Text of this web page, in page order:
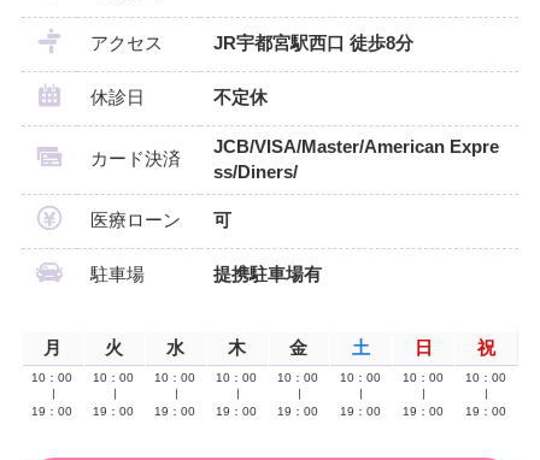
アクセス JR宇都宮駅西口 徒歩8分
休診日 不定休
カード決済
JCB/VISA/Master/American Expre
ss/Diners/
医療ローン 可
駐車場 提携駐車場有
月 火 水 木 金 土 日 祝
10：00
19：00
10：00
19：00
10：00
19：00
10：00
19：00
10：00
19：00
10：00
19：00
10：00
19：00
10：00
19：00